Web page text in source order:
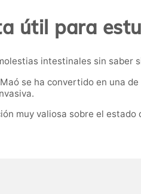
útil para
intestinales sin
se ha convertido en una
muy valiosa sobre el